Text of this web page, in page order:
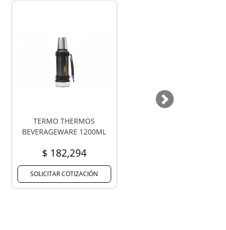
FUNDA MATERA TAHG
$ 37,469
SOLICITAR COTIZACIÓN
Next